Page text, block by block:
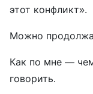
этот конфликт».
Можно
Как по мне —
говорить.